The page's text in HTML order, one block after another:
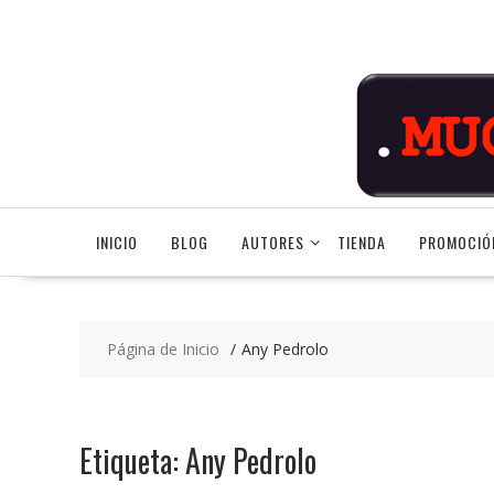
INICIO BLOG AUTORES TIENDA
Página de Inicio Any Pedrolo
Etiqueta:Any Pedrolo